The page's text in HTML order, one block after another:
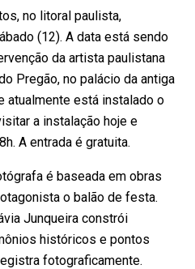
no litoral paulista,
(12). A data está sendo
da artista paulistana
Pregão, no palácio da antiga
atualmente está instalado o
a instalação hoje e
A entrada é gratuita.
é baseada em obras
o balão de festa.
Junqueira constrói
históricos e pontos
fotograficamente.